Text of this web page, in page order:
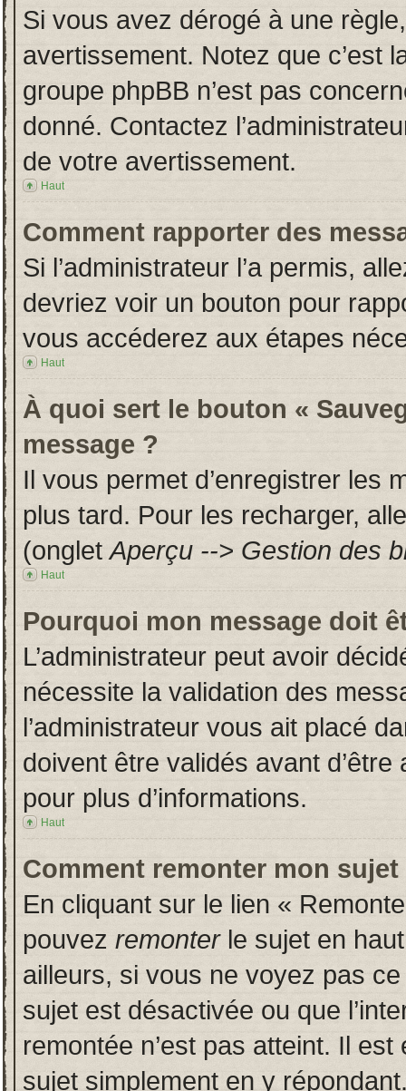
Si vous avez dérogé à une
avertissement. Notez que c’est
groupe phpBB n’est pas
donné. Contactez
de votre avertissement.
Haut
Comment rapporter des
Si l’administrateur l’a permis,
devriez voir un bouton pour
vous accéderez aux étapes
Haut
À quoi sert le bouton «
message ?
Il vous permet d’enregistrer les
plus tard. Pour les recharger,
(ongletAperçu --> Gestion des
Haut
Pourquoi mon message doit
L’administrateur peut avoir
nécessite la validation des
l’administrateur vous ait placé
doivent être validés avant
pour plus d’informations.
Haut
Comment remonter mon sujet
En cliquant sur le lien «
pouvez remonterle sujet en
ailleurs, si vous ne voyez pas
sujet est désactivée ou que
remontée n’est pas atteint. Il
sujet simplement en y